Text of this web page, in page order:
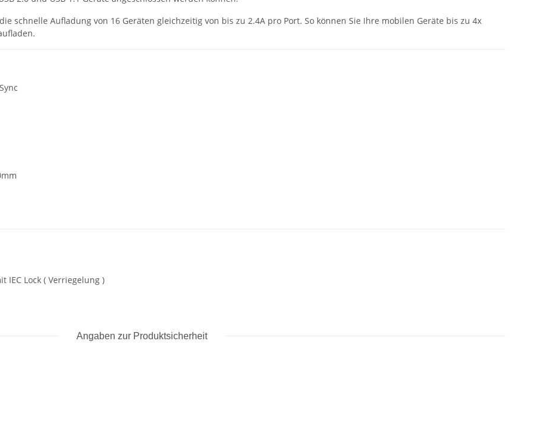
schnelle Aufladung von 16 Geräten gleichzeitig von bis zu 2.4A pro Port. So können Sie Ihre mobilen Geräte bis zu 4x
IEC Lock ( Verriegelung )
Angaben zur Produktsicherheit